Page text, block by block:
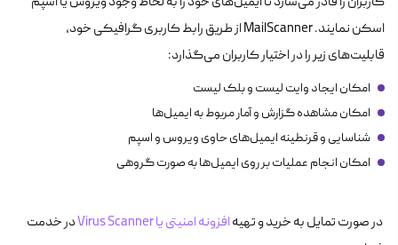
اسکن نمایند. MailScanner از طریق رابط کاربری گرافیکی خود،
قابلیت‌های زیر را در اختیار کاربران می‌گذارد:
امکان ایجاد وایت لیست و بلک لیست
امکان مشاهده گزارش و آمار مربوط به ایمیل‌ها
شناسایی و قرنطینه ایمیل‌های حاوی ویروس و اسپم
امکان انجام عملیات بر روی ایمیل‌ها به صورت گروهی
در صورت تمایل به خرید و تهیهافزونه امنیتی یا Virus Scanner
در خدمت